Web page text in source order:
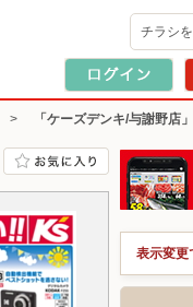
チラシ
> 「ケーズデンキ/与謝野店
表示変更